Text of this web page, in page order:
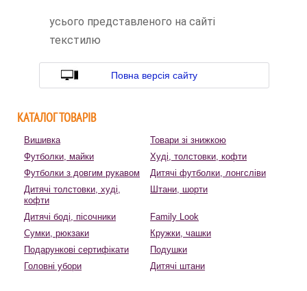
усього представленого на сайті
текстилю
Повна версія сайту
КАТАЛОГ ТОВАРІВ
Вишивка
Товари зі знижкою
Футболки, майки
Худі, толстовки, кофти
Футболки з довгим рукавом
Дитячі футболки, лонгсліви
Дитячі толстовки, худі,
кофти
Штани, шорти
Дитячі боді, пісочники
Family Look
Сумки, рюкзаки
Кружки, чашки
Подарункові сертифікати
Подушки
Головні убори
Дитячі штани